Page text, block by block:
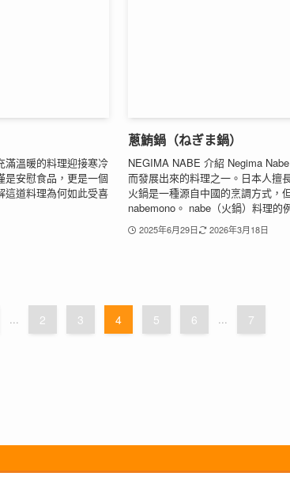
滿溫暖的料理迎接寒冷
安慰食品，更是一個
這道料理為何如此受喜
蔥鮪鍋（ねぎま鍋）
NEGIMA NABE 介紹 Negima
而發展出來的料理之一。日本人擅
火鍋是一種源自中國的烹調方式，
nabemono。 nabe（火鍋）料理的
2025年6月29日 2026年3月18日
... 2 3 4 5 6 ... 7